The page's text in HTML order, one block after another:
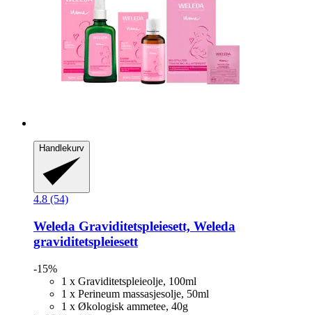
Handlekurv
4.8 (54)
Weleda Graviditetspleiesett, Weleda
graviditetspleiesett
-15%
1 x Graviditetspleieolje, 100ml
1 x Perineum massasjesolje, 50ml
1 x Økologisk ammetee, 40g